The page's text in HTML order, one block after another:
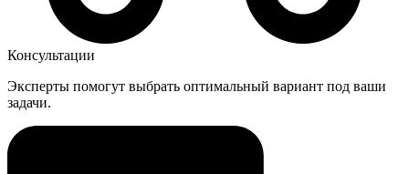
Консультации
Эксперты помогут выбрать оптимальный вариант под ваши
задачи.